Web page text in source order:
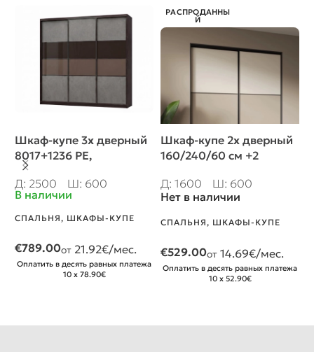
Шкаф-купе 3х дверный
8017+1236 PE,
250/240/60 cm
Д: 2500
Ш: 600
В наличии
СПАЛЬНЯ , ШКАФЫ-КУПЕ
€789.00от 21.92€/мес.
Оплатить в десять равных платежа
10 x 78.90€
РАСПРОДАННЫ
Й
Шкаф-купе 2х дверный
160/240/60 см +2
Бавария
Д: 1600
Ш: 600
Нет в наличии
СПАЛЬНЯ , ШКАФЫ-КУПЕ
€529.00от 14.69€/мес.
Оплатить в десять равных платежа
10 x 52.90€